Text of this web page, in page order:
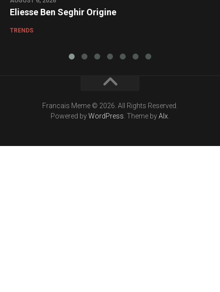
Eliesse Ben Seghir Origine
TRENDS
Francais Meme © 2026. All Rights Reserved.
Powered byWordPress . Theme byAlx